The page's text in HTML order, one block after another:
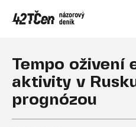
Tempo oživení
aktivity v
prognózou